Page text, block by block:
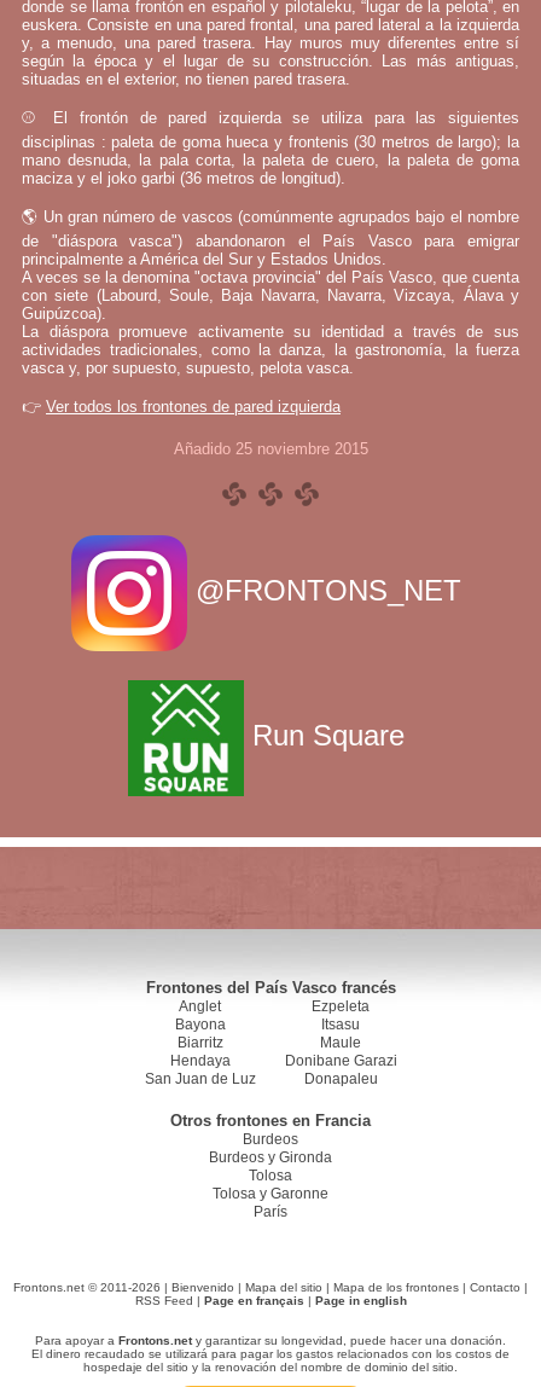
donde se llama frontón en español y pilotaleku, “lugar de la pelota”, en
euskera. Consiste en una pared frontal, una pared lateral a la izquierda
y, a menudo, una pared trasera. Hay muros muy diferentes entre sí
según la época y el lugar de su construcción. Las más antiguas,
situadas en el exterior, no tienen pared trasera.
⚾ El frontón de pared izquierda se utiliza para las siguientes
disciplinas : paleta de goma hueca y frontenis (30 metros de largo); la
mano desnuda, la pala corta, la paleta de cuero, la paleta de goma
maciza y el joko garbi (36 metros de longitud).
🌎 Un gran número de vascos (comúnmente agrupados bajo el nombre
de "diáspora vasca") abandonaron el País Vasco para emigrar
principalmente a América del Sur y Estados Unidos.
A veces se la denomina "octava provincia" del País Vasco, que cuenta
con siete (Labourd, Soule, Baja Navarra, Navarra, Vizcaya, Álava y
Guipúzcoa).
La diáspora promueve activamente su identidad a través de sus
actividades tradicionales, como la danza, la gastronomía, la fuerza
vasca y, por supuesto, supuesto, pelota vasca.
👉 Ver todos los frontones de pared izquierda
Añadido 25 noviembre 2015
@FRONTONS_NET
Run Square
Frontones del País Vasco francés
Anglet
Bayona
Biarritz
Hendaya
San Juan de Luz
Ezpeleta
Itsasu
Maule
Donibane Garazi
Donapaleu
Otros frontones en Francia
Burdeos
Burdeos y Gironda
Tolosa
Tolosa y Garonne
París
Frontons.net © 2011-2026 | Bienvenido | Mapa del sitio | Mapa de los frontones | Contacto |
RSS Feed | Page en français | Page in english
Para apoyar a Frontons.nety garantizar su longevidad, puede hacer una donación.
El dinero recaudado se utilizará para pagar los gastos relacionados con los costos de
hospedaje del sitio y la renovación del nombre de dominio del sitio.